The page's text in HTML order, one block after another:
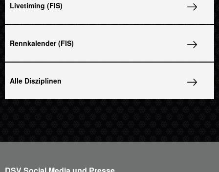
Livetiming (FIS)
Rennkalender (FIS)
Alle Disziplinen